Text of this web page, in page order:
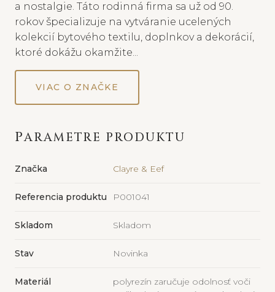
a nostalgie. Táto rodinná firma sa už od 90.
rokov špecializuje na vytváranie ucelených
kolekcií bytového textilu, doplnkov a dekorácií,
ktoré dokážu okamžite...
VIAC O ZNAČKE
PARAMETRE PRODUKTU
Značka Clayre & Eef
Referencia produktu P001041
Skladom Skladom
Stav Novinka
Materiál
polyrezín zaručuje odolnosť voči